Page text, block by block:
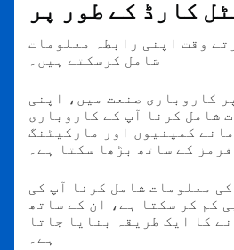
کارڈ کے طور پر
وقت اپنی رابطہ معلومات
شامل کرسکتے ہیں۔
کاروباری صنعت میں، اپنی
شامل کرنا آپ کے کاروباری
کمپنیوں اور مارکیٹنگ
فرمز کے ساتھ بڑھا سکتا ہے۔
معلومات شامل کرنا آپ کی
کم کر سکتا ہے، ان کے ساتھ
کا ایک طریقہ بنایا جاتا
ہے۔